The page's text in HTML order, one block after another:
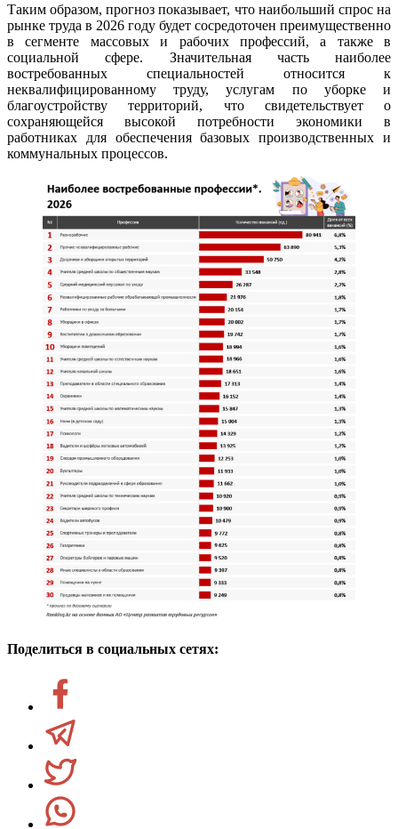
Таким образом, прогноз показывает, что наибольший спрос на
рынке труда в 2026 году будет сосредоточен преимущественно
в сегменте массовых и рабочих профессий, а также в
социальной сфере. Значительная часть наиболее
востребованных специальностей относится к
неквалифицированному труду, услугам по уборке и
благоустройству территорий, что свидетельствует о
сохраняющейся высокой потребности экономики в
работниках для обеспечения базовых производственных и
коммунальных процессов.
Поделиться в социальных сетях: